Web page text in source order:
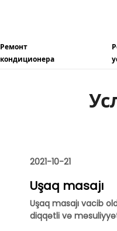
Ремонт
кондиционера
2021-10-21
Uşaq masajı
Uşaq masajı vacib
diqqətli və